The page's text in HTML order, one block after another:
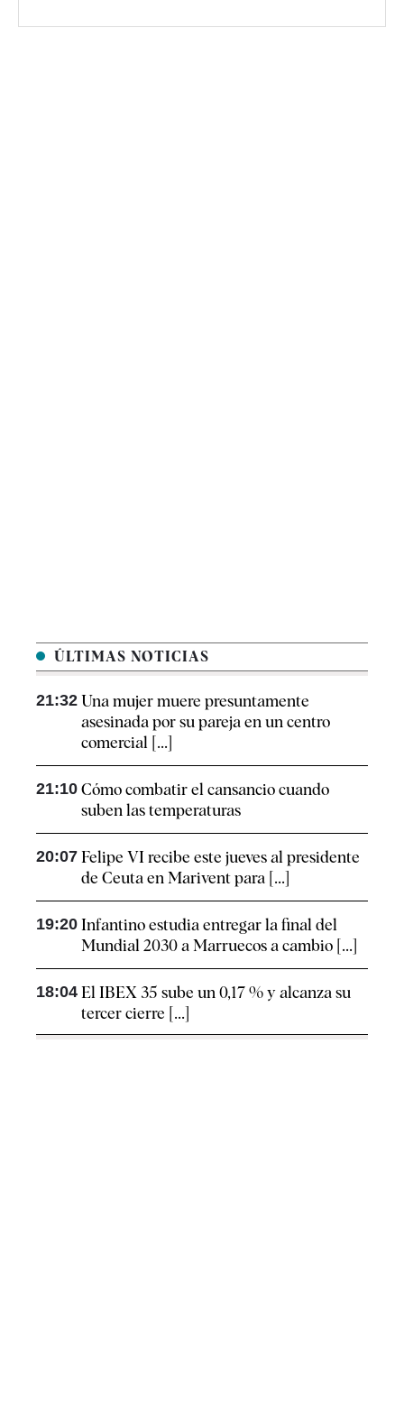
ÚLTIMAS NOTICIAS
21:32 Una mujer muere presuntamente
asesinada por su pareja en un centro
comercial [...]
21:10 Cómo combatir el cansancio​ cuando
suben las temperaturas
20:07 Felipe VI recibe este jueves al presidente
de Ceuta en Marivent para [...]
19:20 Infantino estudia entregar la final del
Mundial 2030 a Marruecos a cambio [...]
18:04 El IBEX 35 sube un 0,17 % y alcanza su
tercer cierre [...]